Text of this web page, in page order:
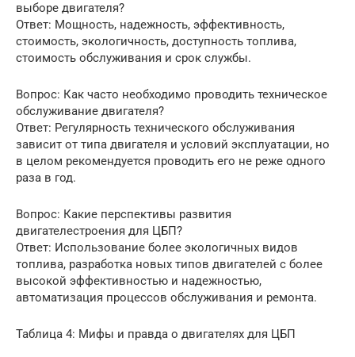
выборе двигателя?
Ответ: Мощность, надежность, эффективность,
стоимость, экологичность, доступность топлива,
стоимость обслуживания и срок службы.
Вопрос: Как часто необходимо проводить техническое
обслуживание двигателя?
Ответ: Регулярность технического обслуживания
зависит от типа двигателя и условий эксплуатации, но
в целом рекомендуется проводить его не реже одного
раза в год.
Вопрос: Какие перспективы развития
двигателестроения для ЦБП?
Ответ: Использование более экологичных видов
топлива, разработка новых типов двигателей с более
высокой эффективностью и надежностью,
автоматизация процессов обслуживания и ремонта.
Таблица 4: Мифы и правда о двигателях для ЦБП